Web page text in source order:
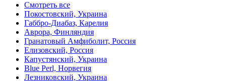
Смотреть все
Покостовский, Украина
Габбро-Диабаз, Карелия
Аврора, Финляндия
Гранатовый Амфиболит, Россия
Елизовский, Россия
Капустянский, Украина
Blue Perl, Норвегия
Лезниковский, Украина